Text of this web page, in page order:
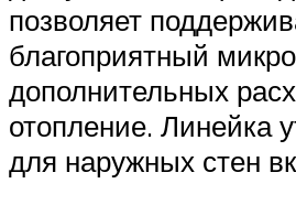
позволяет
благоприятный
дополнительных
отопление. Линейка
для наружных стен